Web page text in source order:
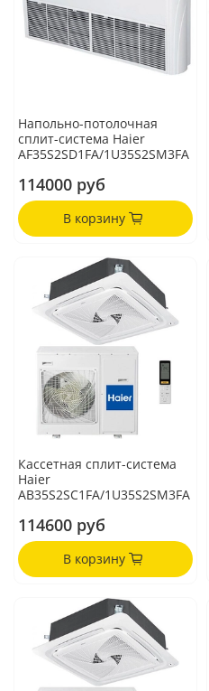
Напольно-потолочная
сплит-система Haier
AF35S2SD1FA/1U35S2SM3FA
114000 руб
В корзину
Кассетная сплит-система
Haier
AB35S2SC1FA/1U35S2SM3FA
114600 руб
В корзину